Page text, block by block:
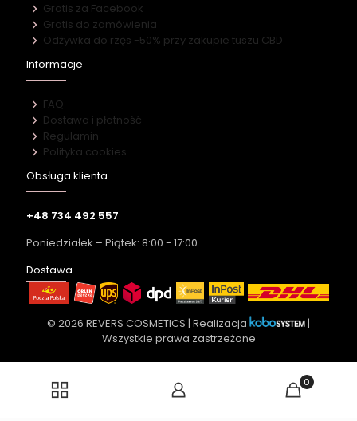
Gratis za Facebook
Gratis do zamówienia
Odżywka do rzęs -50% przy zakupie tuszu CBD
Informacje
FAQ
Dostawa i płatność
Regulamin
Polityka cookies
Obsługa klienta
+48 734 492 557
Poniedziałek – Piątek: 8:00 - 17:00
Dostawa
© 2026 REVERS COSMETICS | Realizacja
|
Wszystkie prawa zastrzeżone
0